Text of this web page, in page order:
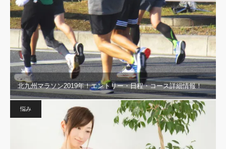
北九州マラソン2019年！エントリー・日程・コース詳細情報！
悩み